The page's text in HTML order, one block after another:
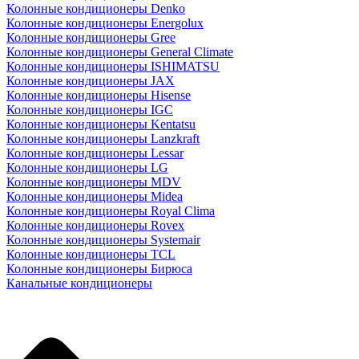
Колонные кондиционеры Denko
Колонные кондиционеры Energolux
Колонные кондиционеры Gree
Колонные кондиционеры General Climate
Колонные кондиционеры ISHIMATSU
Колонные кондиционеры JAX
Колонные кондиционеры Hisense
Колонные кондиционеры IGC
Колонные кондиционеры Kentatsu
Колонные кондиционеры Lanzkraft
Колонные кондиционеры Lessar
Колонные кондиционеры LG
Колонные кондиционеры MDV
Колонные кондиционеры Midea
Колонные кондиционеры Royal Clima
Колонные кондиционеры Rovex
Колонные кондиционеры Systemair
Колонные кондиционеры TCL
Колонные кондиционеры Бирюса
Канальные кондиционеры